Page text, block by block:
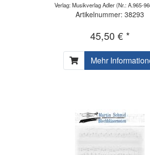
Verlag: Musikverlag Adler(Nr.: A.965-
Artikelnummer: 38293
45,50 € *
Mehr